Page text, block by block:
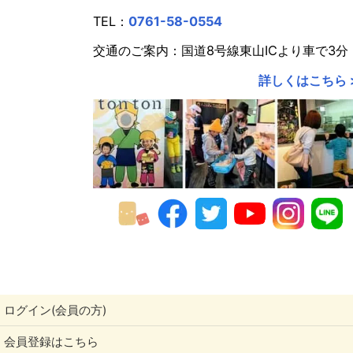
TEL： 0761-58-0554
交通のご案内：国道8号線東山ICより車で3分
詳しくはこちら
ログイン(会員の方)
会員登録はこちら